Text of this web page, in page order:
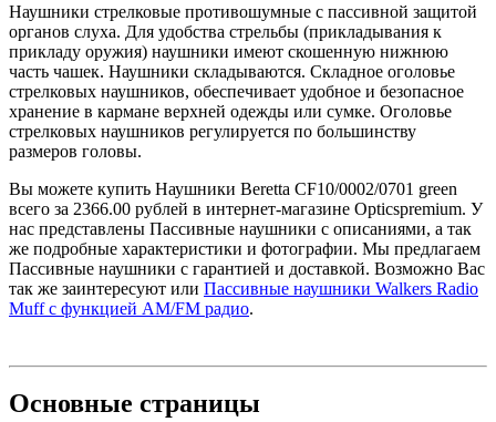
Наушники стрелковые противошумные с пассивной защитой
органов слуха. Для удобства стрельбы (прикладывания к
прикладу оружия) наушники имеют скошенную нижнюю
часть чашек. Наушники складываются. Складное оголовье
стрелковых наушников, обеспечивает удобное и безопасное
хранение в кармане верхней одежды или сумке. Оголовье
стрелковых наушников регулируется по большинству
размеров головы.
Вы можете купить Наушники Beretta CF10/0002/0701 green
всего за 2366.00 рублей в интернет-магазине Opticspremium. У
нас представлены Пассивные наушники с описаниями, а так
же подробные характеристики и фотографии. Мы предлагаем
Пассивные наушники с гарантией и доставкой. Возможно Вас
так же заинтересуют или Пассивные наушники Walkers Radio
Muff с функцией AM/FM радио.
Основные страницы